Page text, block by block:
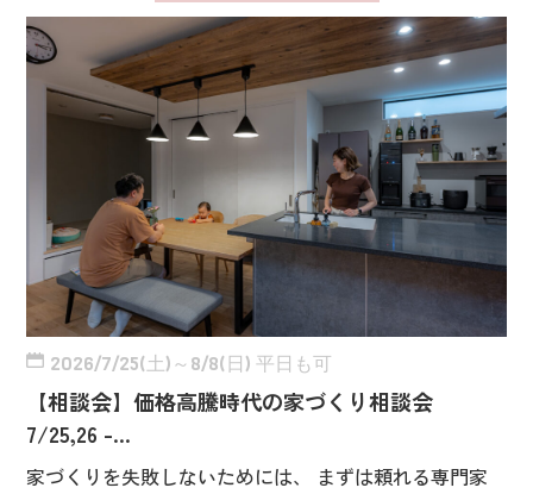
2026/7/25(土)～8/8(日) 平日も可
【相談会】価格高騰時代の家づくり相談会
7/25,26 -…
家づくりを失敗しないためには、 まずは頼れる専門家